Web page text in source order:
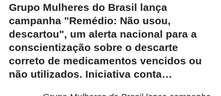
Grupo Mulheres do Brasil lança
campanha "Remédio: Não usou,
descartou", um alerta nacional para a
conscientização sobre o descarte
correto de medicamentos vencidos ou
não utilizados. Iniciativa conta…